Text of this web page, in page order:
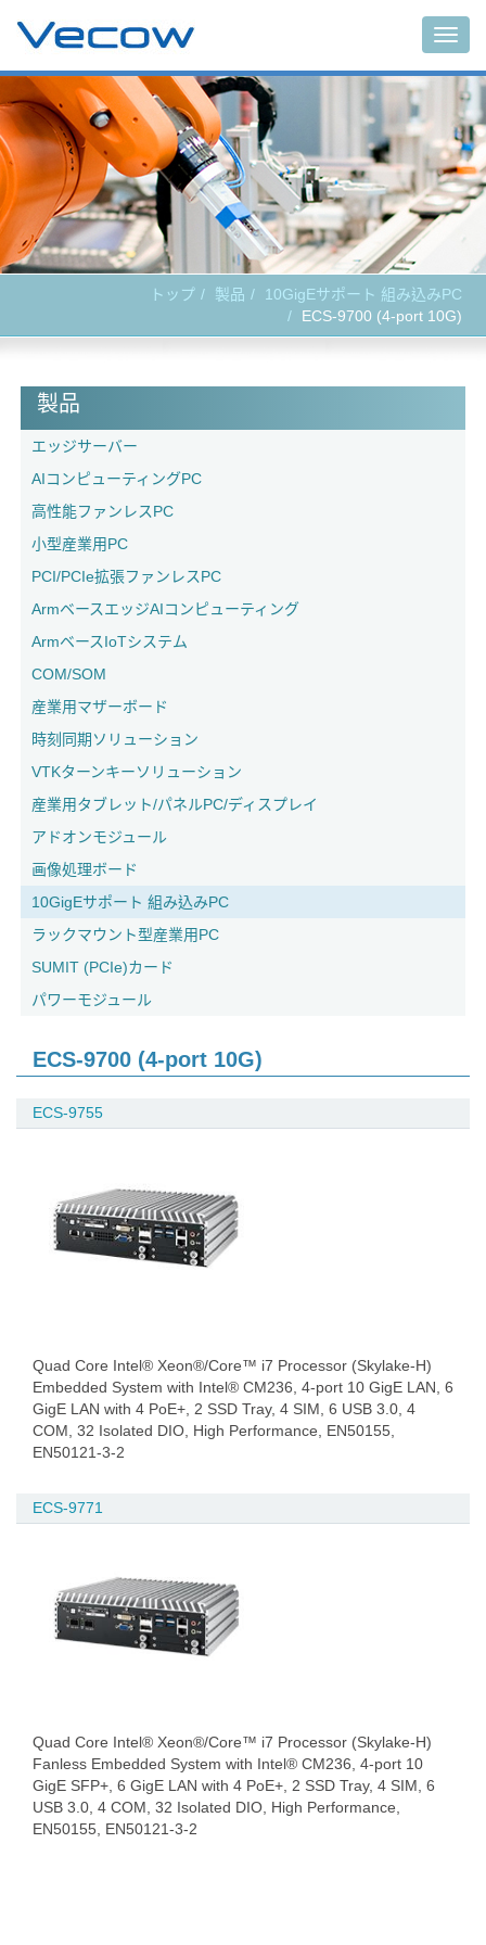
トップ 製品
10GigEサポート 組み込みPC
ECS-9700 (4-port 10G)
製品
エッジサーバー
AIコンピューティングPC
高性能ファンレスPC
小型産業用PC
PCI/PCIe拡張ファンレスPC
ArmベースエッジAIコンピューティング
ArmベースIoTシステム
COM/SOM
産業用マザーボード
時刻同期ソリューション
VTKターンキーソリューション
産業用タブレット/パネルPC/ディスプレイ
アドオンモジュール
画像処理ボード
10GigEサポート 組み込みPC
ラックマウント型産業用PC
SUMIT (PCIe)カード
パワーモジュール
ECS-9700 (4-port 10G)
ECS-9755
Quad Core Intel® Xeon®/Core™ i7 Processor (Skylake-H)
Embedded System with Intel® CM236, 4-port 10 GigE LAN, 6
GigE LAN with 4 PoE+, 2 SSD Tray, 4 SIM, 6 USB 3.0, 4
COM, 32 Isolated DIO, High Performance, EN50155,
EN50121-3-2
ECS-9771
Quad Core Intel® Xeon®/Core™ i7 Processor (Skylake-H)
Fanless Embedded System with Intel® CM236, 4-port 10
GigE SFP+, 6 GigE LAN with 4 PoE+, 2 SSD Tray, 4 SIM, 6
USB 3.0, 4 COM, 32 Isolated DIO, High Performance,
EN50155, EN50121-3-2